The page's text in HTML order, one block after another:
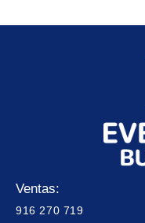
Ventas:
916 270 719